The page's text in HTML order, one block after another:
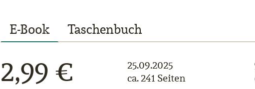
E-Book Taschenbuch
2,99 €
25.09.2025
ca. 241 Seiten